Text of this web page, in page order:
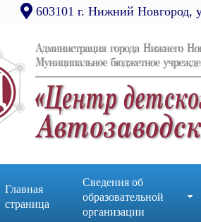
603101 г. Нижний Новгород,
Главная
страница
Сведения об
образовательной
организации